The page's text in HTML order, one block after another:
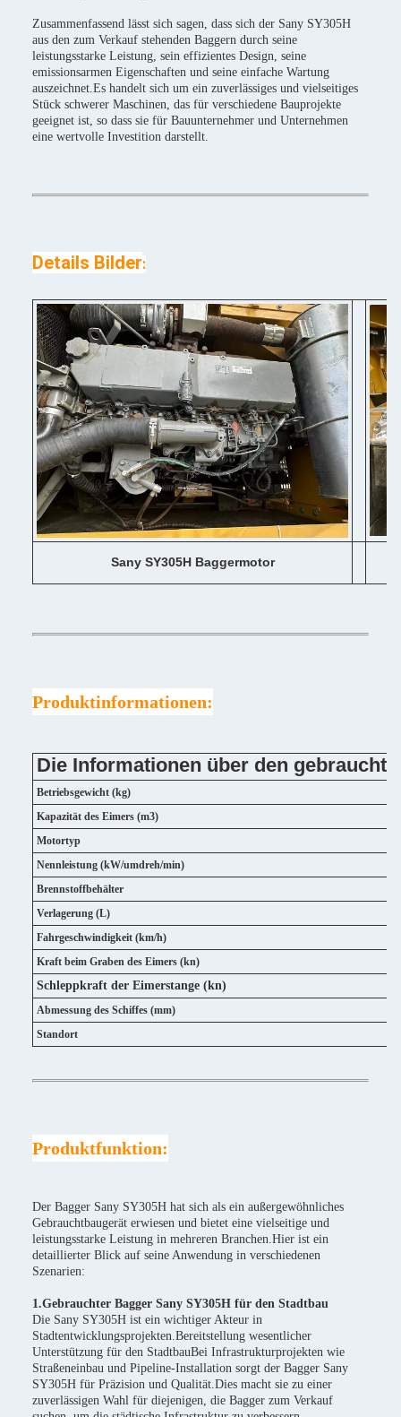
Zusammenfassend lässt sich sagen, dass sich der Sany SY305H
aus den zum Verkauf stehenden Baggern durch seine
leistungsstarke Leistung, sein effizientes Design, seine
emissionsarmen Eigenschaften und seine einfache Wartung
auszeichnet.Es handelt sich um ein zuverlässiges und vielseitiges
Stück schwerer Maschinen, das für verschiedene Bauprojekte
geeignet ist, so dass sie für Bauunternehmer und Unternehmen
eine wertvolle Investition darstellt.
Details Bilder:
Sany SY305H Baggermotor
Produktinformationen:
Die Informationen über den
Betriebsgewicht (kg)
Kapazität des Eimers (m3)
Motortyp
Nennleistung (kW/umdreh/min)
Brennstoffbehälter
Verlagerung (L)
Fahrgeschwindigkeit (km/h)
Kraft beim Graben des Eimers (kn)
Schleppkraft der Eimerstange (kn)
Abmessung des Schiffes (mm)
Standort
Produktfunktion:
Der Bagger Sany SY305H hat sich als ein außergewöhnliches
Gebrauchtbaugerät erwiesen und bietet eine vielseitige und
leistungsstarke Leistung in mehreren Branchen.Hier ist ein
detaillierter Blick auf seine Anwendung in verschiedenen
Szenarien:
1.Gebrauchter Bagger Sany SY305H für den Stadtbau
Die Sany SY305H ist ein wichtiger Akteur in
Stadtentwicklungsprojekten.Bereitstellung wesentlicher
Unterstützung für den StadtbauBei Infrastrukturprojekten wie
Straßeneinbau und Pipeline-Installation sorgt der Bagger Sany
SY305H für Präzision und Qualität.Dies macht sie zu einer
zuverlässigen Wahl für diejenigen, die Bagger zum Verkauf